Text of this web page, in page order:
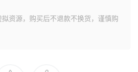
资源，购买后不退款不换货，谨慎购